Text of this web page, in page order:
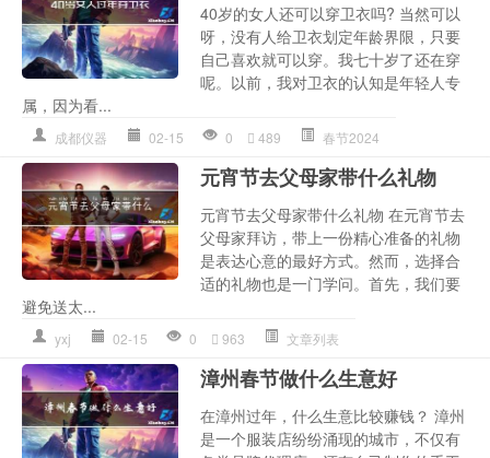
40岁的女人还可以穿卫衣吗? 当然可以
呀，没有人给卫衣划定年龄界限，只要
自己喜欢就可以穿。我七十岁了还在穿
呢。以前，我对卫衣的认知是年轻人专
属，因为看...
成都仪器 02-15 0 489 春节2024
元宵节去父母家带什么礼物
元宵节去父母家带什么礼物 在元宵节去
父母家拜访，带上一份精心准备的礼物
是表达心意的最好方式。然而，选择合
适的礼物也是一门学问。首先，我们要
避免送太...
yxj 02-15 0 963 文章列表
漳州春节做什么生意好
在漳州过年，什么生意比较赚钱？ 漳州
是一个服装店纷纷涌现的城市，不仅有